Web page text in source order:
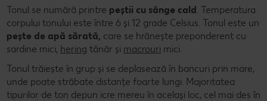
Tonul se numără printre peștii cu sânge cald . Temperatura
corpului tonului este între 6 și 12 grade Celsius. Tonul este un
pește de apă sărată, care se hrănește preponderent cu
sardine mici, hering tânăr și macrouri mici.
Tonul trăiește în grup și se deplasează în bancuri prin mare,
unde poate străbate distanțe foarte lungi. Majoritatea
tipurilor de ton depun icre mereu în același loc, cel mai des în